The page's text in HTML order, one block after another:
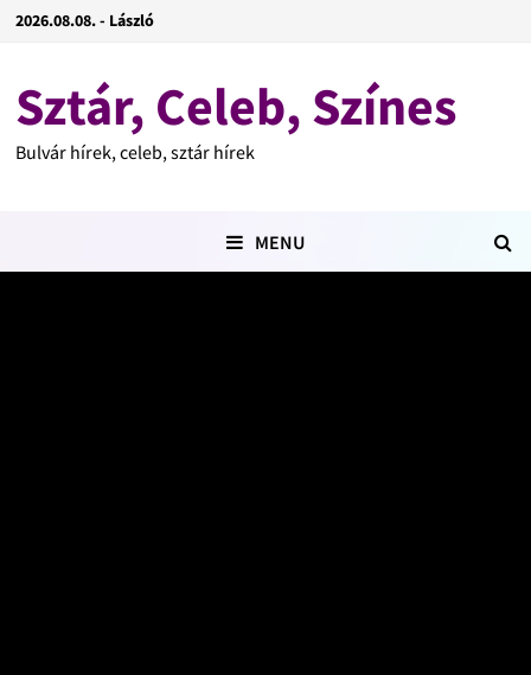
2026.08.08. - László
Sztár, Celeb, Színes
Bulvár hírek, celeb, sztár hírek
MENU